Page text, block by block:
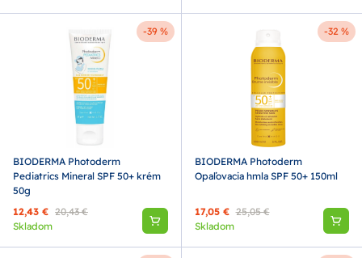
-39 %
BIODERMA Photoderm
Pediatrics Mineral SPF 50+ krém
50g
12,43 € 20,43 €
Skladom
-32 %
BIODERMA Photoderm
Opaľovacia hmla SPF 50+ 150ml
17,05 € 25,05 €
Skladom